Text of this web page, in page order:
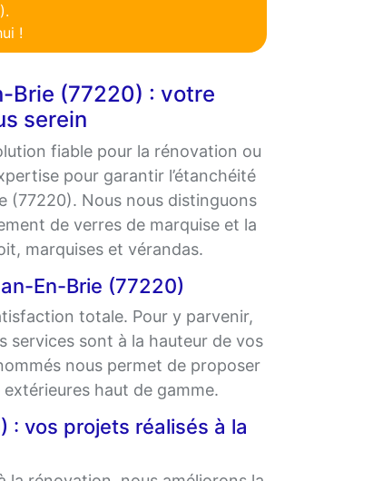
!
Brie (77220) : votre
serein
fiable pour la rénovation ou
pour garantir l’étanchéité
(77220). Nous nous distinguons
de verres de marquise et la
marquises et vérandas.
En-Brie (77220)
totale. Pour y parvenir,
services sont à la hauteur de vos
nous permet de proposer
haut de gamme.
: vos projets réalisés à la